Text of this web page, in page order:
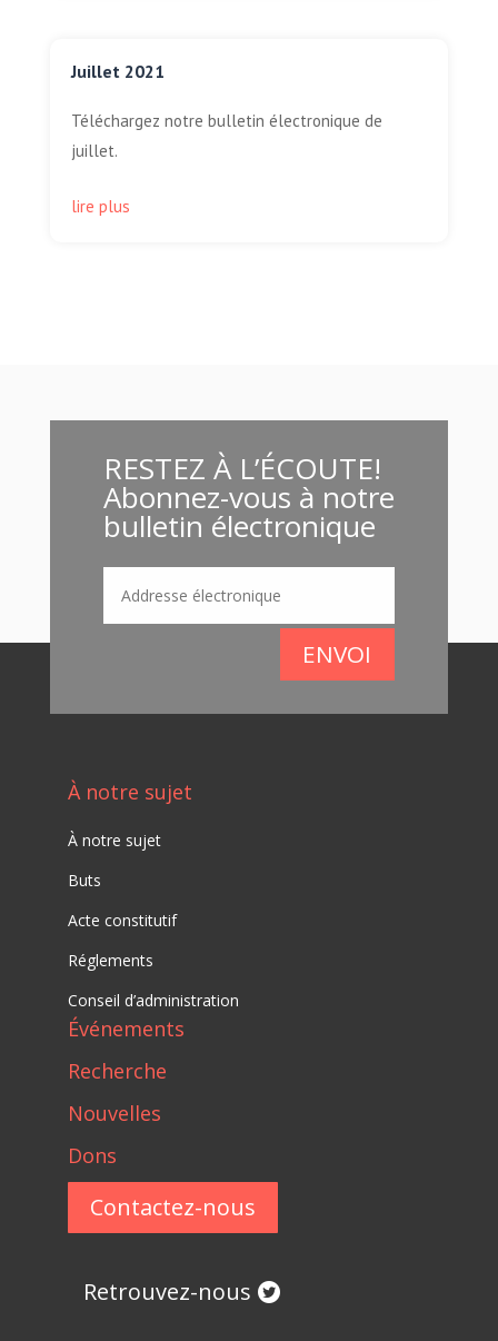
Juillet 2021
Téléchargez notre bulletin électronique de
juillet.
lire plus
RESTEZ À L’ÉCOUTE!
Abonnez-vous à notre
bulletin électronique
ENVOI
À notre sujet
À notre sujet
Buts
Acte constitutif
Réglements
Conseil d’administration
Événements
Recherche
Nouvelles
Dons
Contactez-nous
Retrouvez-nous